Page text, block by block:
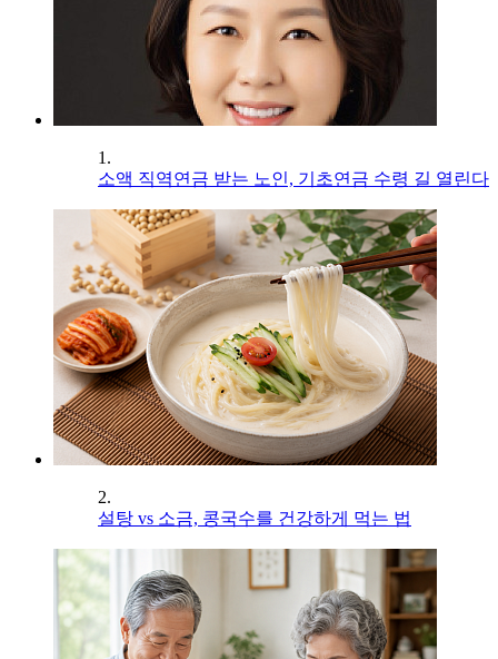
1.
소액 직역연금 받는 노인, 기초연금 수령 길 열린다
2.
설탕 vs 소금, 콩국수를 건강하게 먹는 법